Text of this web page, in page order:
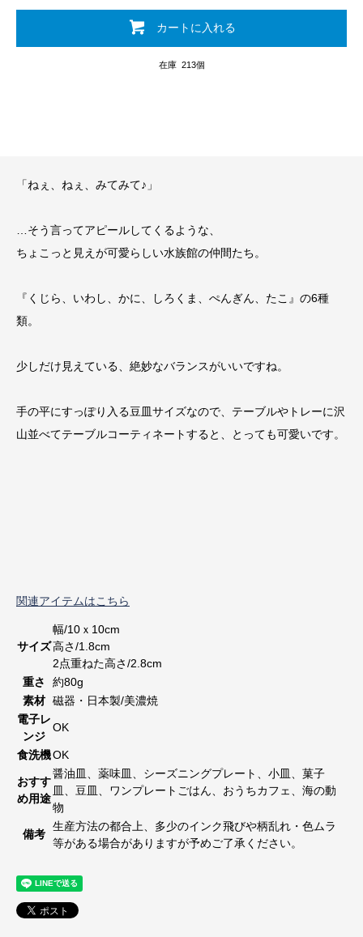
カートに入れる
在庫 213個
「ねぇ、ねぇ、みてみて♪」
…そう言ってアピールしてくるような、
ちょこっと見えが可愛らしい水族館の仲間たち。
『くじら、いわし、かに、しろくま、ぺんぎん、たこ』の6種
類。
少しだけ見えている、絶妙なバランスがいいですね。
手の平にすっぽり入る豆皿サイズなので、テーブルやトレーに沢
山並べてテーブルコーティネートすると、とっても可愛いです。
関連アイテムはこちら
サイズ
幅/10ｘ10cm
高さ/1.8cm
2点重ねた高さ/2.8cm
重さ
約80g
素材 磁器・日本製/美濃焼
電子レ
ンジ
OK
食洗機OK
おすす
め用途
醤油皿、薬味皿、シーズニングプレート、小皿、菓子
皿、豆皿、ワンプレートごはん、おうちカフェ、海の動
物
備考
生産方法の都合上、多少のインク飛びや柄乱れ・色ムラ
等がある場合がありますが予めご了承ください。